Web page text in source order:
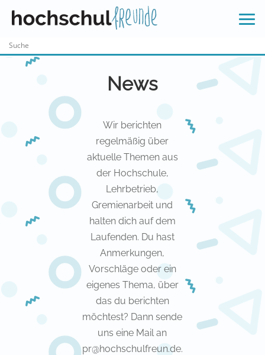
News
Wir berichten
regelmäßig über
aktuelle Themen aus
der Hochschule,
Lehrbetrieb,
Gremienarbeit und
halten dich auf dem
Laufenden. Du hast
Anmerkungen,
Vorschläge oder ein
eigenes Thema, über
das du berichten
möchtest? Dann sende
uns eine Mail an
pr@hochschulfreun.de.